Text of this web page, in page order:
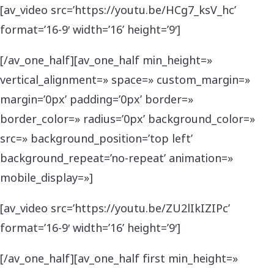
[av_video src=’https://youtu.be/HCg7_ksV_hc’
format=’16-9′ width=’16’ height=’9′]
[/av_one_half][av_one_half min_height=»
vertical_alignment=» space=» custom_margin=»
margin=’0px’ padding=’0px’ border=»
border_color=» radius=’0px’ background_color=»
src=» background_position=’top left’
background_repeat=’no-repeat’ animation=»
mobile_display=»]
[av_video src=’https://youtu.be/ZU2lIkIZIPc’
format=’16-9′ width=’16’ height=’9′]
[/av_one_half][av_one_half first min_height=»